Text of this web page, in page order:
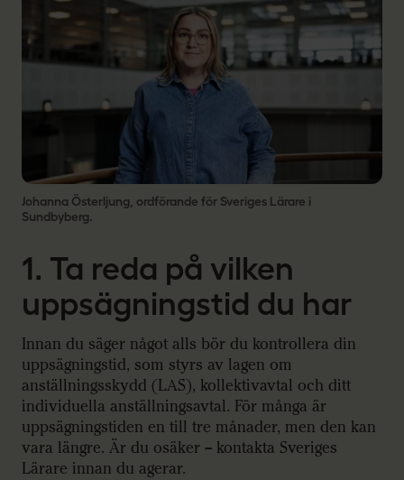
Johanna Österljung, ordförande för Sveriges Lärare i
Sundbyberg.
1. Ta reda på vilken
uppsägningstid du har
Innan du säger något alls bör du kontrollera din
uppsägningstid, som styrs av lagen om
anställningsskydd (LAS), kollektivavtal och ditt
individuella anställningsavtal. För många är
uppsägningstiden en till tre månader, men den kan
vara längre. Är du osäker – kontakta Sveriges
Lärare innan du agerar.